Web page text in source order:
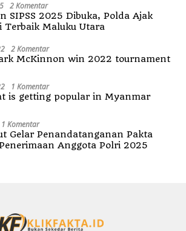
2 Komentar
SIPSS 2025 Dibuka, Polda Ajak
Terbaik Maluku Utara
2 Komentar
McKinnon win 2022 tournament
1 Komentar
is getting popular in Myanmar
1 Komentar
Gelar Penandatanganan Pakta
Anggota Polri 2025